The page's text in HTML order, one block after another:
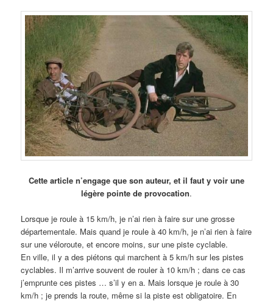
Cette article n’engage que son auteur, et il faut y voir une
légère pointe de provocation.
Lorsque je roule à 15 km/h, je n’ai rien à faire sur une grosse
départementale. Mais quand je roule à 40 km/h, je n’ai rien à faire
sur une véloroute, et encore moins, sur une piste cyclable.
En ville, il y a des piétons qui marchent à 5 km/h sur les pistes
cyclables. Il m’arrive souvent de rouler à 10 km/h ; dans ce cas
j’emprunte ces pistes … s’il y en a. Mais lorsque je roule à 30
km/h ; je prends la route, même si la piste est obligatoire. En